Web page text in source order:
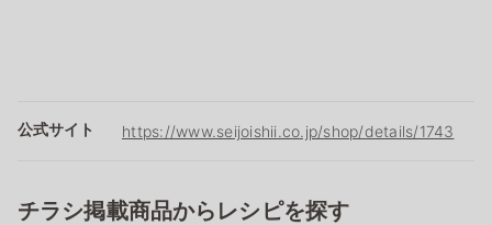
公式サイト https://www.seijoishii.co.jp/shop/details/1743
チラシ掲載商品からレシピを探す